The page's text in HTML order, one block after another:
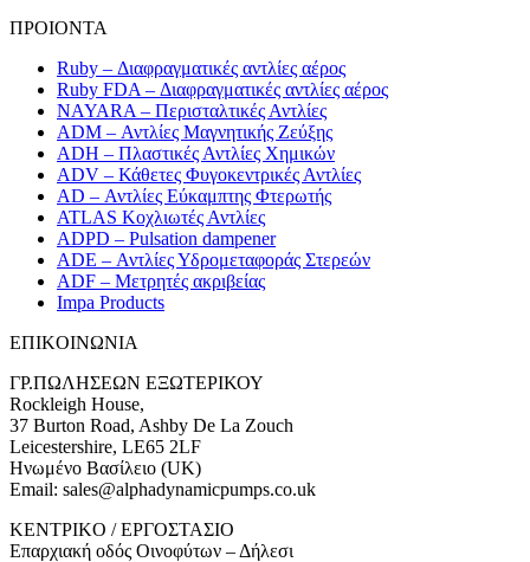
ΠΡΟΙΟΝΤΑ
Ruby – Διαφραγματικές αντλίες αέρος
Ruby FDA – Διαφραγματικές αντλίες αέρος
NAYARA – Περισταλτικές Αντλίες
ADM – Αντλίες Μαγνητικής Ζεύξης
ADH – Πλαστικές Αντλίες Χημικών
ADV – Κάθετες Φυγοκεντρικές Αντλίες
AD – Αντλίες Εύκαμπτης Φτερωτής
ATLAS Κοχλιωτές Αντλίες
ADPD – Pulsation dampener
ADE – Αντλίες Υδρομεταφοράς Στερεών
ADF – Μετρητές ακριβείας
Impa Products
ΕΠΙΚOIΝΩΝΙΑ
ΓΡ.ΠΩΛΗΣΕΩΝ ΕΞΩΤΕΡΙΚΟΥ
Rockleigh House,
37 Burton Road, Ashby De La Zouch
Leicestershire, LE65 2LF
Ηνωμένο Βασίλειο (UK)
Email: sales@alphadynamicpumps.co.uk
KENTΡIKO / ΕΡΓΟΣΤΑΣΙΟ
Επαρχιακή οδός Οινοφύτων – Δήλεσι